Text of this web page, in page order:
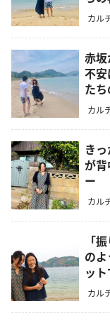
カル
赤
不
た
カル
き
が
ー
カル
「
の
ッ
カル